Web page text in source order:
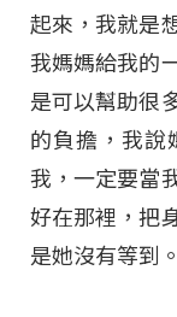
起來，我就是
我媽媽給我的
是可以幫助很
的負擔，我說
我，一定要當
好在那裡，把
是她沒有等到。